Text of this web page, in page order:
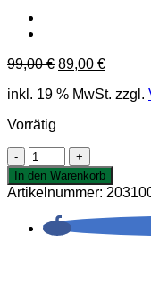
99,00€ Ursprünglicher
war:
89,00 €
ist:
inkl. 19 % MwSt. zzgl.
Vorrätig
10
Futterspiralen
für
Enten,
Fasane,
Rebhühner
In den Warenkorb
Artikelnummer: